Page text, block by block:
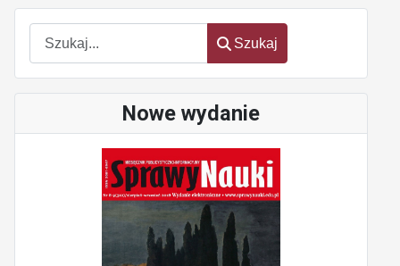
Szukaj
Szukaj
Nowe wydanie